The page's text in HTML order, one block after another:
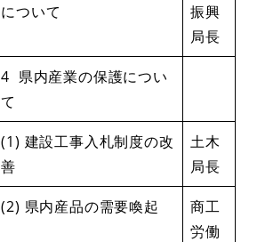
について
振興
局長
4 県内産業の保護につい
て
(1) 建設工事入札制度の改
善
土木
局長
(2) 県内産品の需要喚起
商工
労働